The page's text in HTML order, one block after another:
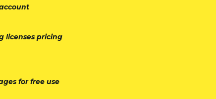
licenses pricing
for free use